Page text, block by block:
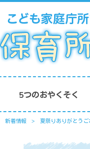
5つのおやくそく
新着情報 > 夏祭りありがとうご